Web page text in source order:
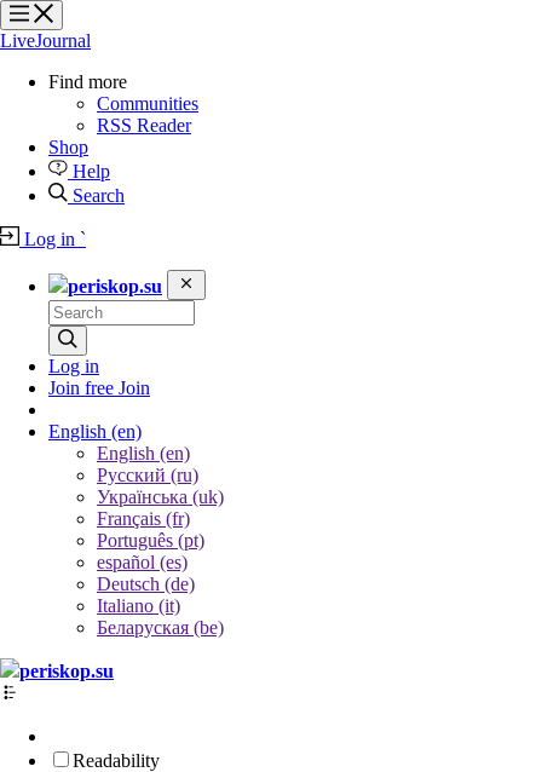
?
?
?
?
LiveJournal
Find more
Communities
RSS Reader
Shop
Help
Search
Log in `
periskop.su
Log in
Join free Join
English (en)
English (en)
Русский (ru)
Українська (uk)
Français (fr)
Português (pt)
español (es)
Deutsch (de)
Italiano (it)
Беларуская (be)
periskop.su
Readability